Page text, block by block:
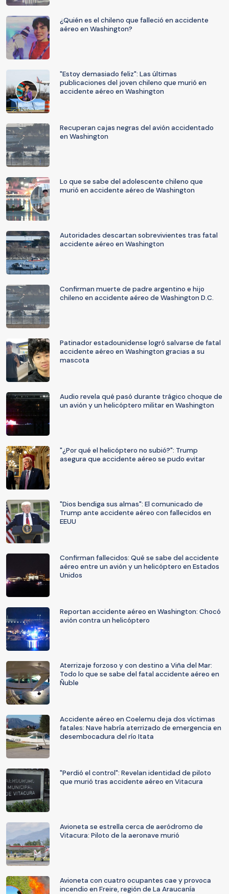
¿Quién es el chileno que falleció en accidente
aéreo en Washington?
"Estoy demasiado feliz": Las últimas
publicaciones del joven chileno que murió en
accidente aéreo en Washington
Recuperan cajas negras del avión accidentado
en Washington
Lo que se sabe del adolescente chileno que
murió en accidente aéreo de Washington
Autoridades descartan sobrevivientes tras fatal
accidente aéreo en Washington
Confirman muerte de padre argentino e hijo
chileno en accidente aéreo de Washington D.C.
Patinador estadounidense logró salvarse de fatal
accidente aéreo en Washington gracias a su
mascota
Audio revela qué pasó durante trágico choque de
un avión y un helicóptero militar en Washington
"¿Por qué el helicóptero no subió?": Trump
asegura que accidente aéreo se pudo evitar
"Dios bendiga sus almas": El comunicado de
Trump ante accidente aéreo con fallecidos en
EEUU
Confirman fallecidos: Qué se sabe del accidente
aéreo entre un avión y un helicóptero en Estados
Unidos
Reportan accidente aéreo en Washington: Chocó
avión contra un helicóptero
Aterrizaje forzoso y con destino a Viña del Mar:
Todo lo que se sabe del fatal accidente aéreo en
Ñuble
Accidente aéreo en Coelemu deja dos víctimas
fatales: Nave habría aterrizado de emergencia en
desembocadura del río Itata
"Perdió el control": Revelan identidad de piloto
que murió tras accidente aéreo en Vitacura
Avioneta se estrella cerca de aeródromo de
Vitacura: Piloto de la aeronave murió
Avioneta con cuatro ocupantes cae y provoca
incendio en Freire, región de La Araucanía